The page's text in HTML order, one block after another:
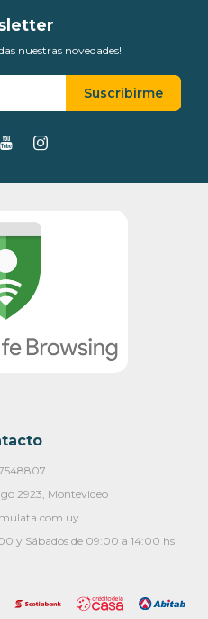
2923, Montevideo
y Sábados de 09:00 a 14:00 hs
nuestras novedades!
Suscribirme
 